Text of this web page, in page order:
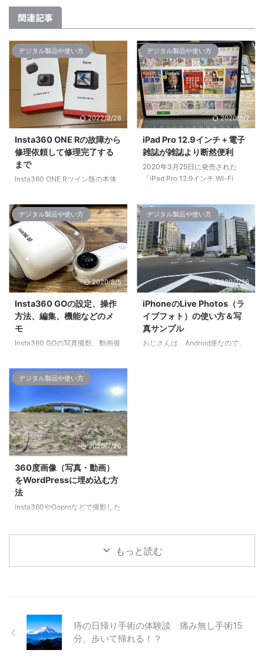
関連記事
デジタル製品や使い方
2022/2/28
Insta360 ONE Rの故障から
修理依頼して修理完了する
まで
Insta360 ONE Rツイン版の本体
ュール（360度カメラ）を水没故
障させてしまいメーカーに修理依
頼してから修理完了までの記録。
Insta360 ONE Rを故障から修理
完了まで 参考：Insta360 ONE R
の設定、操作方法、編集、機能な
どのメモ Insta360 ONE Rを水没
故障させてしまう 2020年6月7
の横にある、USBポート＆カード
スロットのロックカバーから海水
が入ってしまいました。ロックカ
バーをきちんと閉めて ...
デジタル製品や使い方
2020/8/7
iPad Pro 12.9インチ＋電子
雑誌が雑誌より断然便利
2020年3月25日に発売された
「iPad Pro 12.9インチ Wi-Fi
ったのですが、結論は12.9インチ
で正解でしたね。 iPad Pro 12.9
インチ＋電子雑誌が雑誌より断然
便利 12.9インチはとても使いや
すい 今まで使っていた「iPad
Pro 9.8インチ」に慣れていたの
で、iPad Pro 12.9インチはかなり
チは、タブレット端末としてはか
なり大きいほうだと思いますが、
とても見やす ...
デジタル製品や使い方
2020/8/5
Insta360 GOの設定、操作
方法、編集、機能などのメ
モ
Insta360 GOの写真撮影、動画撮
方、編集方法や仕様や機能などを
まとめたメモ。 Insta360 GOの
設定、操作方法、編集、機能 参
考：Insta360 ONE Rの設定、操
作方法、編集、機能などのメモ
Insta360 GOの仕様 Insta360 GO
のカメラと充電ケースの仕様。
カメラの仕様 カメラ重量：18.3g
49.4mm×21.4mm×14.85mmレン
ズ：F2.1イメージセンサー：
1/2.74インチ焦点距離：50cm手
ブレ補正:FlowSta ...
デジタル製品や使い方
2020/7/26
iPhoneのLive Photos（ラ
イブフォト）の使い方＆写
真サンプル
おじさんは、Android派なので、
デジタル製品や使い方
2020/7/26
360度画像（写真・動画）
をWordPressに埋め込む方
法
insta360やGoproなどで撮影した
度画像・写真」とか「360度パノ
ラマ写真」とか言われる写真は、
メラ（ぜんてんきゅうカメラ）、
360度カメラ、VRカメラなどと
呼ばれるカメラで撮影します。
Googleの「ストリートビュー」
もっと読む
痔の日帰り手術の体験談 痛み無し手術15
分、歩いて帰れる！？